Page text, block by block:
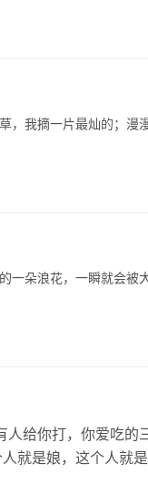
，我摘一片最灿的；漫
一朵浪花，一瞬就会被
人给你打，你爱吃的
就是娘，这个人就是